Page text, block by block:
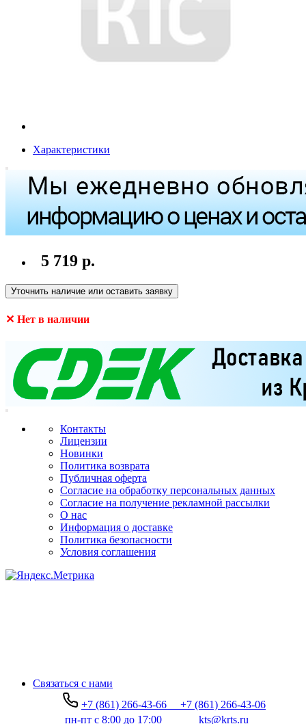
Характеристики
5 719 р.
Уточнить наличие или оставить заявку
✕ Нет в наличии
Контакты
Лицензии
Новинки
Политика возврата
Публичная оферта
Согласие на обработку персональных данных
Согласие на получение рекламной рассылки
О нас
Информация о доставке
Политика безопасности
Условия соглашения
Связаться с нами
+7 (861) 266-43-66
+7 (861) 266-43-06
пн-пт с 8:00 до 17:00
kts@krts.ru